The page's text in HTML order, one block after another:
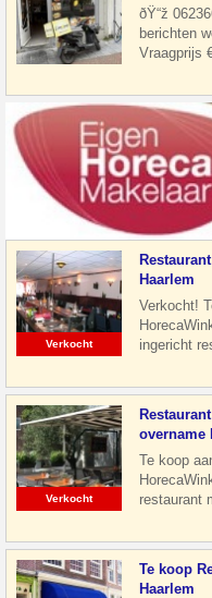
ðŸ“ž
berichten
Vraagprijs
afspraak
Verkocht
Haarlem
Verkocht!
ingericht
Verkocht
overname
Te koop
restaurant
Haarlem
Te koop
Haarlem